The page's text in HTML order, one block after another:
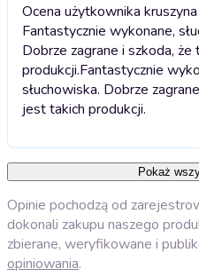
Ocena użytkownika
Fantastycznie wykonane,
Dobrze zagrane i szkoda,
produkcji.Fantastycznie
słuchowiska. Dobrze
jest takich produkcji.
Pokaż
Opinie pochodzą od
dokonali zakupu naszego
zbierane, weryfikowane i
opiniowania.